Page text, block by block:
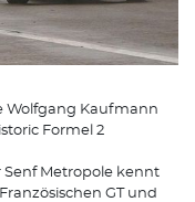
Wolfgang Kaufmann
Formel 2
Senf Metropole kennt
GT und